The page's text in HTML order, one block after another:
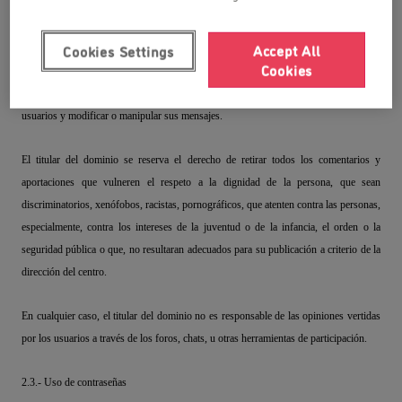
sus proveedores o de terceras personas, introducir o difundir en la red virus
informáticos o cualesquiera otros sistemas físicos o lógicos que sean susceptibles de
provocar daños.
usuarios y modificar o manipular sus mensajes.
El titular del dominio se reserva el derecho de retirar todos los comentarios y
aportaciones que vulneren el respeto a la dignidad de la persona, que sean
discriminatorios, xenófobos, racistas, pornográficos, que atenten contra las personas,
especialmente, contra los intereses de la juventud o de la infancia, el orden o la
seguridad pública o que, no resultaran adecuados para su publicación a criterio de la
dirección del centro.
En cualquier caso, el titular del dominio no es responsable de las opiniones vertidas
por los usuarios a través de los foros, chats, u otras herramientas de participación.
2.3.- Uso de contraseñas
Accept All
Cookies
Cookies Settings